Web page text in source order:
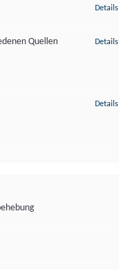
Details
Quellen
Details
Details